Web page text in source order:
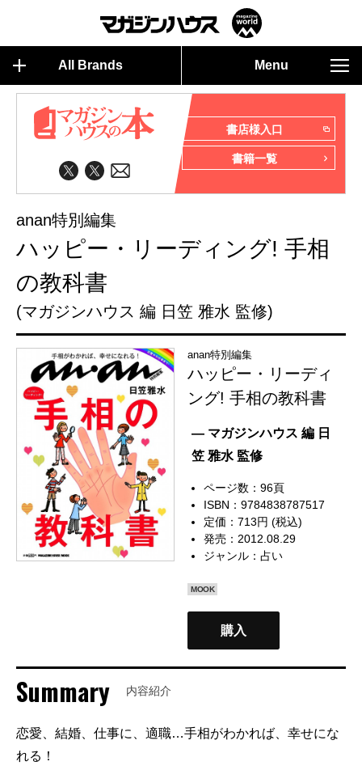
All Brands Menu
書店様入口
書籍一覧
anan特別編集
ハッピー・リーディング! 手相
の教科書
(マガジンハウス 編 日笠 雅水 監修)
anan特別編集
ハッピー・リーディ
ング! 手相の教科書
— マガジンハウス 編 日
笠 雅水 監修
ページ数：96頁
ISBN：9784838787517
定価：713円 (税込)
発売：2012.08.29
ジャンル：占い
MOOK
購入
Summary 内容紹介
恋愛、結婚、仕事に、適職…手相がわかれば、幸せにな
れる！